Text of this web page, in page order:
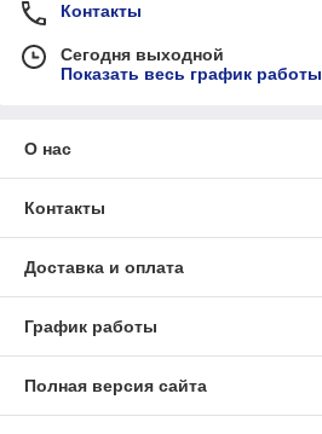
Контакты
Сегодня выходной
Показать весь график работы
О нас
Контакты
Доставка и оплата
График работы
Полная версия сайта